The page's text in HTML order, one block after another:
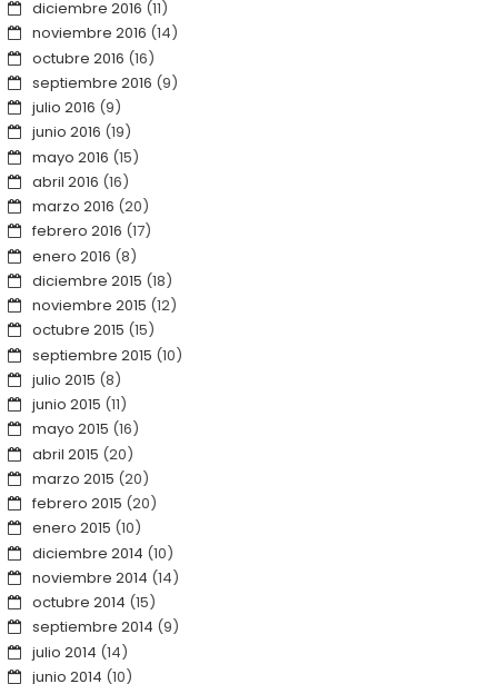
diciembre 2016 (11)
noviembre 2016 (14)
octubre 2016 (16)
septiembre 2016 (9)
julio 2016 (9)
junio 2016 (19)
mayo 2016 (15)
abril 2016 (16)
marzo 2016 (20)
febrero 2016 (17)
enero 2016 (8)
diciembre 2015 (18)
noviembre 2015 (12)
octubre 2015 (15)
septiembre 2015 (10)
julio 2015 (8)
junio 2015 (11)
mayo 2015 (16)
abril 2015 (20)
marzo 2015 (20)
febrero 2015 (20)
enero 2015 (10)
diciembre 2014 (10)
noviembre 2014 (14)
octubre 2014 (15)
septiembre 2014 (9)
julio 2014 (14)
junio 2014 (10)